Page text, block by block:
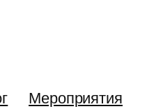
Мероприятия